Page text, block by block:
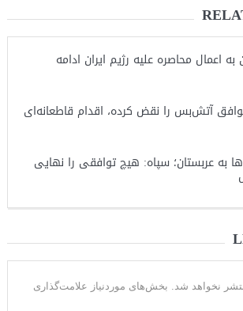
اعمال محاصره علیه رژیم ایران ادامه
آتش‌بس را نقض کرده، اقدام قاطعانه‌ای
به عربستان؛ سپاه: هیچ توافقی را نهایی
نخواهد شد.
بخش‌های موردنیاز علامت‌گذاری